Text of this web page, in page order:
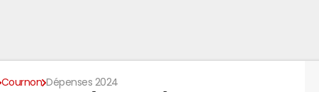
Cournon Dépenses 2024